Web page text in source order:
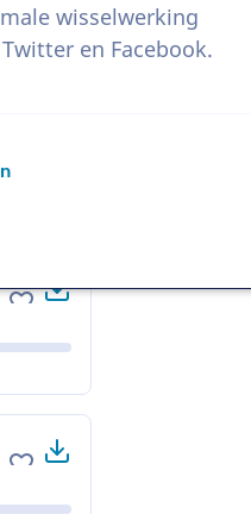
Voeg toe aan favorieten
Download
Voeg toe aan favorieten
wisselwerking
en Facebook.